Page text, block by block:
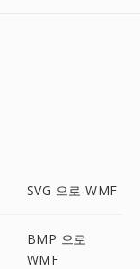
SVG 으로 WMF
BMP 으로
WMF